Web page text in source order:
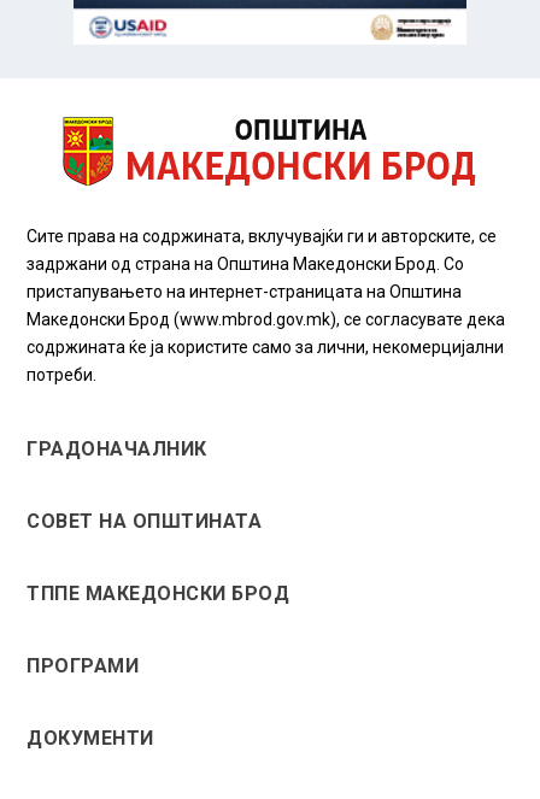
Сите права на содржината, вклучувајќи ги и авторските, се
задржани од страна на Општина Македонски Брод. Со
пристапувањето на интернет-страницата на Општина
Македонски Брод (www.mbrod.gov.mk), се согласувате дека
содржината ќе ја користите само за лични, некомерцијални
потреби.
ГРАДОНАЧАЛНИК
СОВЕТ НА ОПШТИНАТА
ТППЕ МАКЕДОНСКИ БРОД
ПРОГРАМИ
ДОКУМЕНТИ